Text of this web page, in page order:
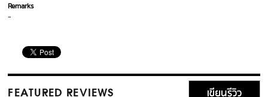
Remarks
-
FEATURED REVIEWS